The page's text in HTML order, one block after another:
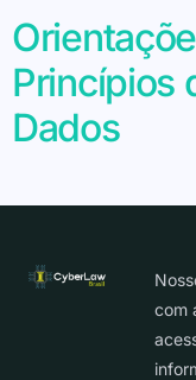
Princípios
Dados
com